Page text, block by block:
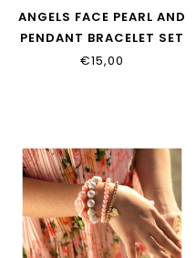
ANGELS FACE PEARL AND
PENDANT BRACELET SET
PINK/SNOWDROP
€15,00